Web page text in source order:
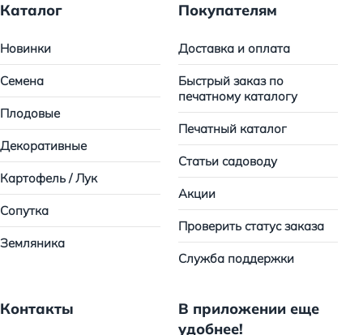
Каталог
Новинки
Семена
Плодовые
Декоративные
Картофель / Лук
Сопутка
Земляника
Покупателям
Доставка и оплата
Быстрый заказ по
печатному каталогу
Печатный каталог
Статьи садоводу
Акции
Проверить статус заказа
Служба поддержки
Контакты
В приложении еще
удобнее!